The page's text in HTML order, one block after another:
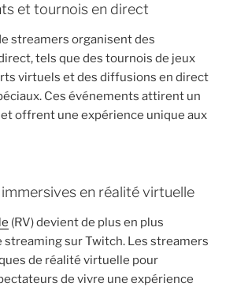
et tournois en direct
streamers organisent des
tels que des tournois de jeux
virtuels et des diffusions en direct
Ces événements attirent un
offrent une expérience unique aux
en réalité virtuelle
(RV) devient de plus en plus
streaming sur Twitch. Les streamers
de réalité virtuelle pour
de vivre une expérience